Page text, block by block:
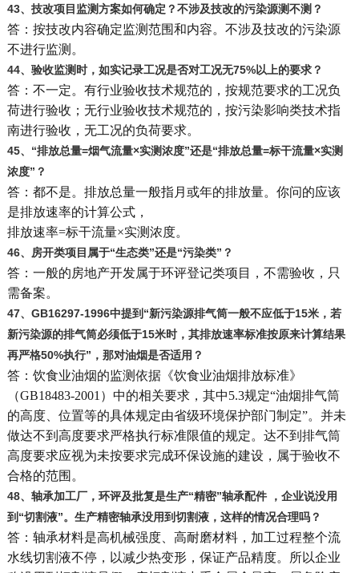
43、技改项目监测方案如何确定？不涉及技改的污染源测不测？
答：按技改内容确定监测范围和内容。不涉及技改的污染源
不进行监测。
44、验收监测时，如实记录工况是否对工况无75%以上的要求？
答：不一定。有行业验收技术规范的，按规范要求的工况负
荷进行验收；无行业验收技术规范的，按污染影响类技术指
南进行验收，无工况的负荷要求。
45、“排放总量=烟气流量×实测浓度”还是“排放总量=标干流量×实测
浓度”？
答：都不是。排放总量一般指月或年的排放量。你问的应该
是排放速率的计算公式，
排放速率=标干流量×实测浓度。
46、房开类项目属于“生态类”还是“污染类”？
答：一般的房地产开发属于环评登记类项目，不需验收，只
需备案。
47、GB16297-1996中提到“新污染源排气筒一般不应低于15米，若
新污染源的排气筒必须低于15米时，其排放速率标准按原来计算结果
再严格50%执行”，那对油烟是否适用？
答：饮食业油烟的监测依据《饮食业油烟排放标准》
（GB18483-2001）中的相关要求，其中5.3规定“油烟排气筒
的高度、位置等的具体规定由省级环境保护部门制定”。并未
做达不到高度要求严格执行标准限值的规定。达不到排气筒
高度要求应视为未按要求完成环保设施的建设，属于验收不
合格的范围。
48、轴承加工厂，环评及批复是生产“精密”轴承配件 ，企业说没用
到“切割液”。生产精密轴承没用到切割液，这样的情况合理吗？
答：轴承材料是高机械强度、高耐磨材料，加工过程整个流
水线切割液不停，以减少热变形，保证产品精度。所以企业